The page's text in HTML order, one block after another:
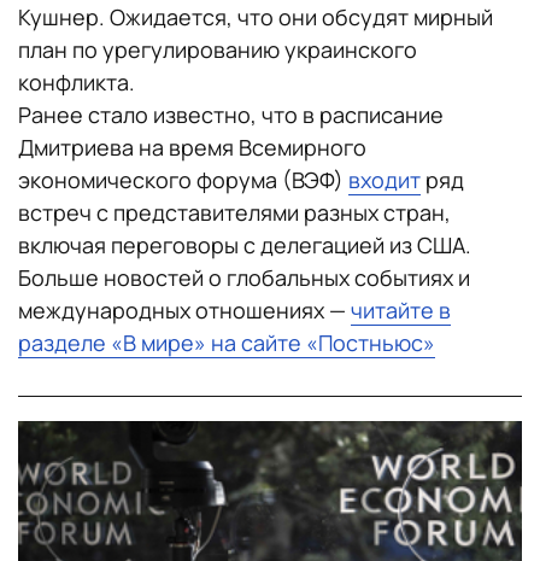
Кушнер. Ожидается, что они обсудят мирный
план по урегулированию украинского
конфликта.
Ранее стало известно, что в расписание
Дмитриева на время Всемирного
экономического форума (ВЭФ) входит ряд
встреч с представителями разных стран,
включая переговоры с делегацией из США.
Больше новостей о глобальных событиях и
международных отношениях — читайте в
разделе «В мире» на сайте «Постньюс»